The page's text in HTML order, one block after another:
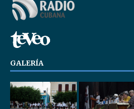
GALERÍA